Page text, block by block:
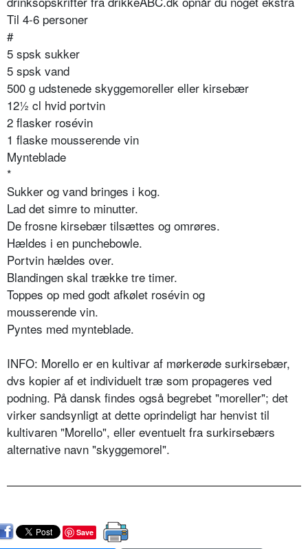
Til 4-6 personer
#
5 spsk sukker
5 spsk vand
500 g udstenede skyggemoreller eller kirsebær
12½ cl hvid portvin
2 flasker rosévin
1 flaske mousserende vin
Mynteblade
*
Sukker og vand bringes i kog.
Lad det simre to minutter.
De frosne kirsebær tilsættes og omrøres.
Hældes i en punchebowle.
Portvin hældes over.
Blandingen skal trække tre timer.
Toppes op med godt afkølet rosévin og
mousserende vin.
Pyntes med mynteblade.
INFO: Morello er en kultivar af mørkerøde surkirsebær,
dvs kopier af et individuelt træ som propageres ved
podning. På dansk findes også begrebet "moreller"; det
virker sandsynligt at dette oprindeligt har henvist til
kultivaren "Morello", eller eventuelt fra surkirsebærs
alternative navn "skyggemorel".
Save